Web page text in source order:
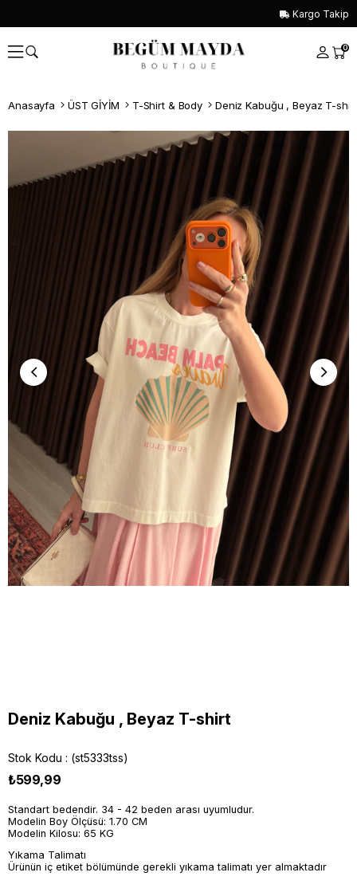
Kargo Takip
0
Anasayfa ÜST GİYİM T-Shirt & Body Deniz Kabuğu , Beyaz T-shirt
Whatsapp İle Sipariş ver
Deniz Kabuğu , Beyaz T-shirt
Stok Kodu (st5333tss)
₺599,99
Standart bedendir. 34 - 42 beden arası uyumludur.
Modelin Boy Ölçüsü: 1.70 CM
Modelin Kilosu: 65 KG
Yıkama Talimatı
Ürünün iç etiket bölümünde gerekli yıkama talimatı yer almaktadır